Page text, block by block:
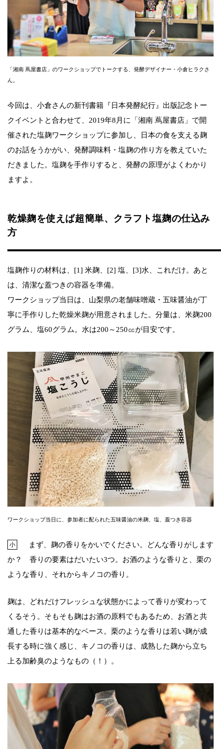
「湘南 蔦屋書店」のワークショップでトークする、発酵デザイナー・小倉ヒラクさ
ん。
今回は、小倉さんの新刊書籍『日本発酵紀行』出版記念トー
クイベントと合わせて、2019年8月に「湘南 蔦屋書店」で開
催された塩麹ワークショップに参加し、日本の食を支える麹
のお話をうかがい、発酵調味料・塩麹の作り方を教えていた
だきました。塩麹を手作りすると、発酵の原理がよくわかり
ますよ。
乾燥麹を使えば超簡単、クラフト塩麹の仕込み
方
塩麹作りの材料は、[1] 米麹、[2] 塩、[3]水、これだけ。あと
は、清潔な蓋つきの容器を準備。
ワークショップ当日は、山梨県の老舗味噌蔵・五味醤油が丁
寧に手作りした乾燥米麹が用意されました。分量は、米麹200
グラム、塩60グラム。水は200～250㏄が目安です。
ワークショップ当日に、参加者に配られた五味醤油の米麹、塩、蓋つき容器
小
まず、麹の香りをかいでください。どんな香りがします
か？ 香りの要素はだいたい3つ。お酒のような香りと、栗の
ような香り、それからキノコの香り。
麹は、どれだけフレッシュな状態かによって香りが変わって
くるそう。そもそも麹はお酒の原料でもあるため、お酒と共
通した香りは基本的なベース。栗のような香りは若い麹が成
長する時に強く感じ、キノコの香りは、成熟した麹から立ち
上る加齢臭のようなもの（！）。